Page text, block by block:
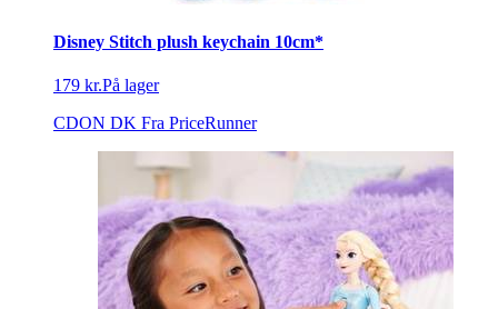
Disney Stitch plush keychain 10cm*
179 kr.På lager
CDON DK Fra PriceRunner